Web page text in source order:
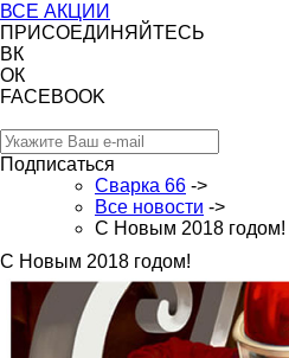
ВСЕ АКЦИИ
ПРИСОЕДИНЯЙТЕСЬ
ВК
ОК
FACEBOOK
Подписаться
Сварка 66 ->
Все новости ->
С Новым 2018 годом!
С Новым 2018 годом!